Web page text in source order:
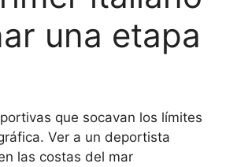
una etapa
que socavan los límites
Ver a un deportista
las costas del mar